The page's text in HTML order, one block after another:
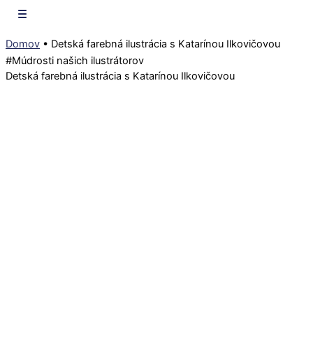
Domov • Detská farebná ilustrácia s Katarínou Ilkovičovou
#Múdrosti našich ilustrátorov
Detská farebná ilustrácia s Katarínou Ilkovičovou